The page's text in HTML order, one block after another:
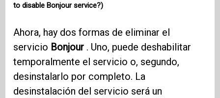
to disable Bonjour service?)
Ahora, hay dos formas de eliminar el
servicio Bonjour . Uno, puede deshabilitar
temporalmente el servicio o, segundo,
desinstalarlo por completo. La
desinstalación del servicio será un